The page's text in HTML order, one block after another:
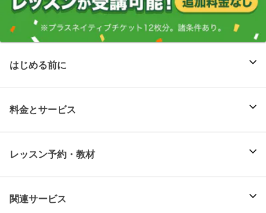
はじめる前に
料金とサービス
レッスン予約・教材
関連サービス